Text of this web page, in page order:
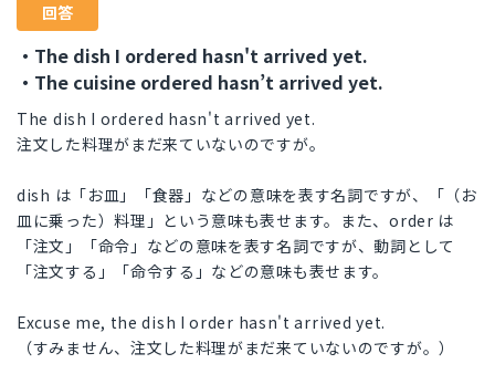
回答
・The dish I ordered hasn't arrived yet.
・The cuisine ordered hasn’t arrived yet.
The dish I ordered hasn't arrived yet.
注文した料理がまだ来ていないのですが。
dish は「お皿」「食器」などの意味を表す名詞ですが、「（お
皿に乗った）料理」という意味も表せます。また、order は
「注文」「命令」などの意味を表す名詞ですが、動詞として
「注文する」「命令する」などの意味も表せます。
Excuse me, the dish I order hasn't arrived yet.
（すみません、注文した料理がまだ来ていないのですが。）